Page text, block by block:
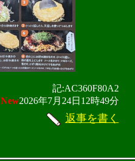
記:AC360F80A2
New2026年7月24日12時49分
返事を書く